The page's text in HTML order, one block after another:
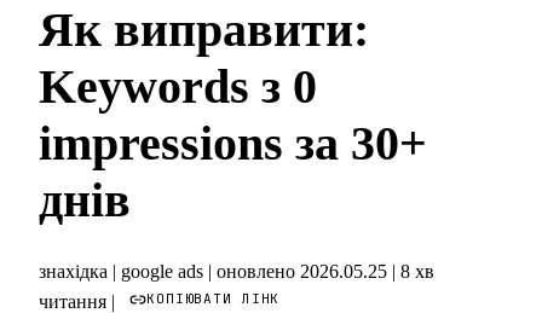
Як виправити:
Keywords з 0
impressions за 30+
днів
знахідка | google ads | оновлено 2026.05.25 | 8 хв
читання | КОПІЮВАТИ ЛІНК